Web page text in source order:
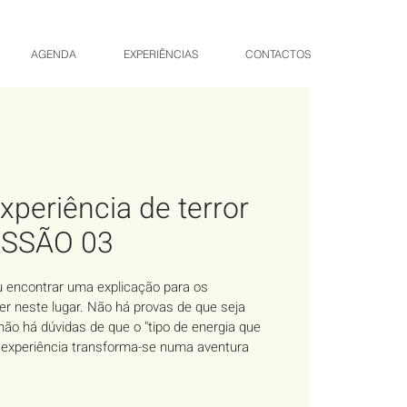
AGENDA EXPERIÊNCIAS CONTACTOS
de terror
03
encontrar uma explicação para os
neste lugar. Não há provas de que seja
há dúvidas de que o "tipo de energia que
transforma-se numa aventura